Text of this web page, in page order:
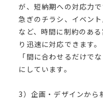
が、短納期への対応力で
急ぎのチラシ、イベン
など、時間に制約のあ
り迅速に対応できます。
「間に合わせるだけで
にしています。
3）企画・デザインから